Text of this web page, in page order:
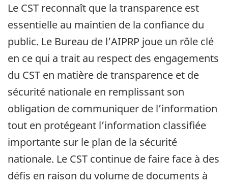
Le CST reconnaît que la transparence est
essentielle au maintien de la confiance du
public. Le Bureau de l’AIPRP joue un rôle clé
en ce qui a trait au respect des engagements
du CST en matière de transparence et de
sécurité nationale en remplissant son
obligation de communiquer de l’information
tout en protégeant l’information classifiée
importante sur le plan de la sécurité
nationale. Le CST continue de faire face à des
défis en raison du volume de documents à